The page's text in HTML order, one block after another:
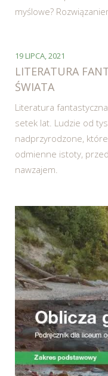
myślowe?
19 LIPCA, 2021
LITERATURA
ŚWIATA
Literatura
setek lat. Ludzie od
nadprzyrodzone,
odmienne istoty,
nawzajem.